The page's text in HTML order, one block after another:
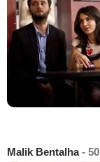
Malik Bentalha- 50